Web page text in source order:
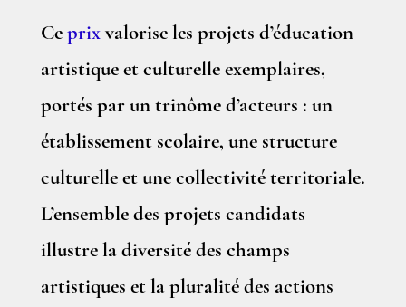
Ce prixvalorise les projets d’éducation
artistique et culturelle exemplaires,
portés par un trinôme d’acteurs : un
établissement scolaire, une structure
culturelle et une collectivité territoriale.
L’ensemble des projets candidats
illustre la diversité des champs
artistiques et la pluralité des actions